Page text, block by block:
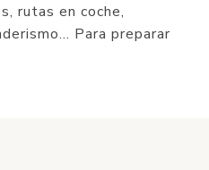
rutas en coche,
Para preparar